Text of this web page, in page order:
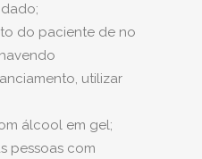
do paciente de no
utilizar
álcool em gel;
pessoas com